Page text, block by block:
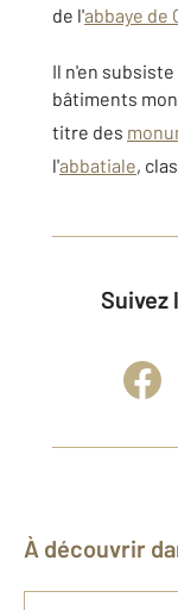
de l'abbaye de
Il n'en
bâtiments
titre des
l'abbatiale,
Suivez l’actualité immobilière et
À découvrir